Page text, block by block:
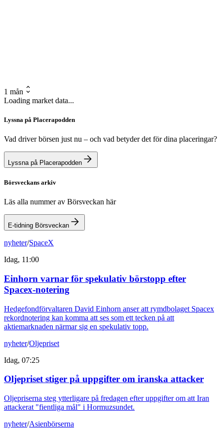
1 mån
Loading market data...
Lyssna på Placerapodden
Vad driver börsen just nu – och vad betyder det för dina placeringar?
Lyssna på Placerapodden
Börsveckans arkiv
Läs alla nummer av Börsveckan här
E-tidning Börsveckan
nyheter/SpaceX
Idag, 11:00
Einhorn varnar för spekulativ börstopp efter
Spacex-notering
Hedgefondförvaltaren David Einhorn anser att rymdbolaget Spacex
rekordnotering kan komma att ses som ett tecken på att
aktiemarknaden närmar sig en spekulativ topp.
nyheter/Oljepriset
Idag, 07:25
Oljepriset stiger på uppgifter om iranska attacker
Oljepriserna steg ytterligare på fredagen efter uppgifter om att Iran
attackerat "fientliga mål" i Hormuzsundet.
nyheter/Asienbörserna